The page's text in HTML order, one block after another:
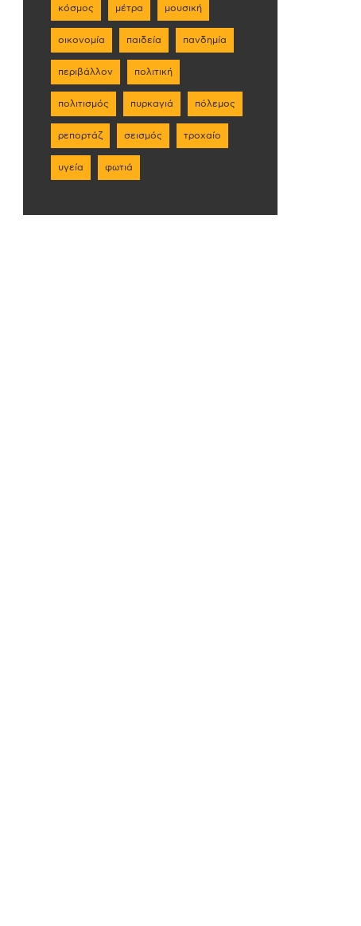
κόσμος μέτρα μουσική
οικονομία παιδεία πανδημία
περιβάλλον πολιτική
πολιτισμός πυρκαγιά πόλεμος
ρεπορτάζ σεισμός τροχαίο
υγεία φωτιά